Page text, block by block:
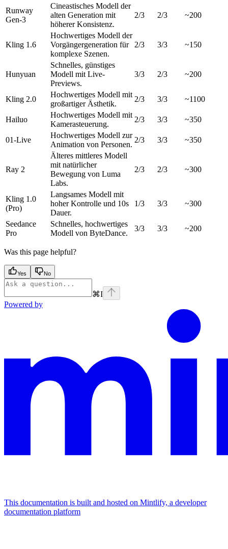
Runway
Gen-3
Cineastisches Modell der
alten Generation mit
höherer Konsistenz.
2/3 2/3 ~200
Kling 1.6
Hochwertiges Modell der
Vorgängergeneration für
komplexe Szenen.
2/3 3/3 ~150
Hunyuan
Schnelles, günstiges
Modell mit Live-
Previews.
3/3 2/3 ~200
Kling 2.0
Hochwertiges Modell mit
großartiger Ästhetik.
2/3 3/3 ~1100
Hailuo
Hochwertiges Modell mit
Kamerasteuerung.
2/3 3/3 ~350
01-Live
Hochwertiges Modell zur
Animation von Personen.
2/3 3/3 ~350
Ray 2
Älteres mittleres Modell
mit natürlicher
Bewegung von Luma
Labs.
2/3 2/3 ~300
Kling 1.0
(Pro)
Langsames Modell mit
hoher Kontrolle und 10s
Dauer.
1/3 3/3 ~300
Seedance
Pro
Schnelles, hochwertiges
Modell von ByteDance.
3/3 3/3 ~200
Was this page helpful?
Yes No
⌘I
Powered by
This documentation is built and hosted on Mintlify, a developer
documentation platform